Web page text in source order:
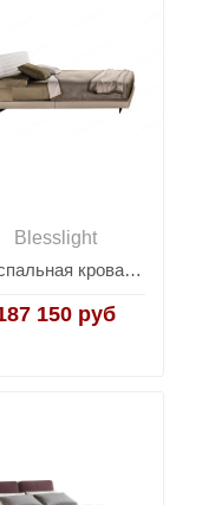
Blesslight
Двуспальная кровать на ножках Est
150 руб